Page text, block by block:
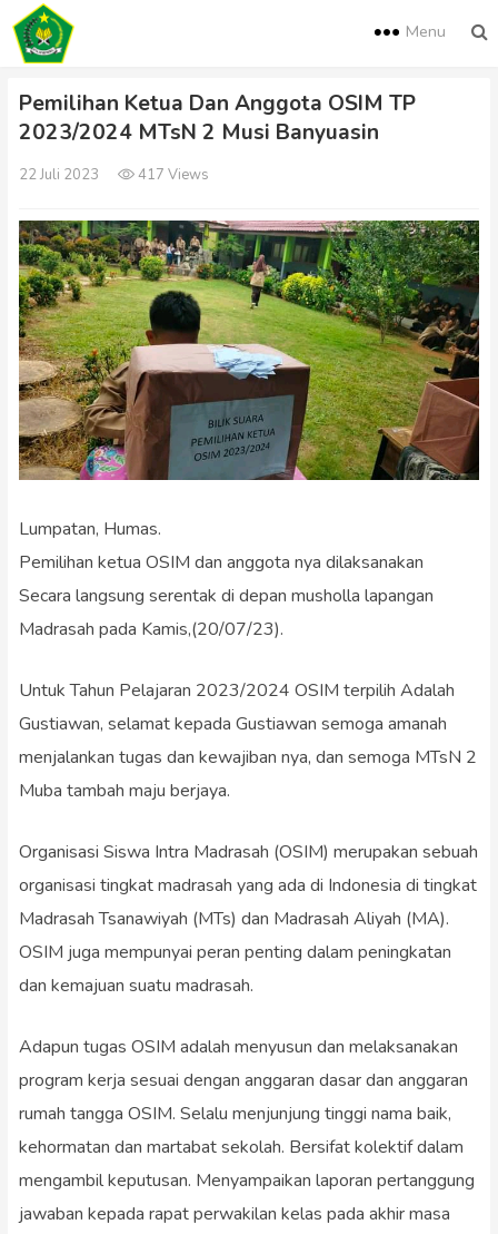
Menu
Pemilihan Ketua Dan Anggota OSIM TP
2023/2024 MTsN 2 Musi Banyuasin
22 Juli 2023 417 Views
Lumpatan, Humas.
Pemilihan ketua OSIM dan anggota nya dilaksanakan
Secara langsung serentak di depan musholla lapangan
Madrasah pada Kamis,(20/07/23).
Untuk Tahun Pelajaran 2023/2024 OSIM terpilih Adalah
Gustiawan, selamat kepada Gustiawan semoga amanah
menjalankan tugas dan kewajiban nya, dan semoga MTsN 2
Muba tambah maju berjaya.
Organisasi Siswa Intra Madrasah (OSIM) merupakan sebuah
organisasi tingkat madrasah yang ada di Indonesia di tingkat
Madrasah Tsanawiyah (MTs) dan Madrasah Aliyah (MA).
OSIM juga mempunyai peran penting dalam peningkatan
dan kemajuan suatu madrasah.
Adapun tugas OSIM adalah menyusun dan melaksanakan
program kerja sesuai dengan anggaran dasar dan anggaran
rumah tangga OSIM. Selalu menjunjung tinggi nama baik,
kehormatan dan martabat sekolah. Bersifat kolektif dalam
mengambil keputusan. Menyampaikan laporan pertanggung
jawaban kepada rapat perwakilan kelas pada akhir masa